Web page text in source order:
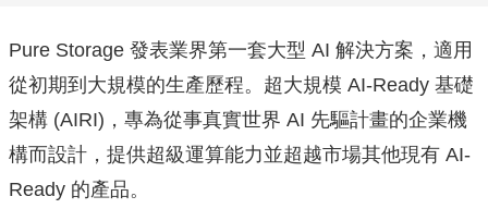
Pure Storage 發表業界第一套大型 AI 解決方案，適用
從初期到大規模的生產歷程。超大規模 AI-Ready 基礎
架構 (AIRI)，專為從事真實世界 AI 先驅計畫的企業機
構而設計，提供超級運算能力並超越市場其他現有 AI-
Ready 的產品。